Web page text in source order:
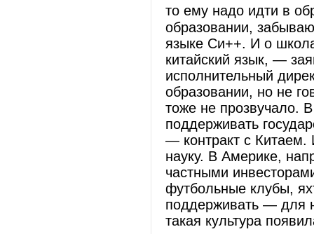
то ему надо идти в
образовании,
языке Си++. И о
китайский язык, —
исполнительный
образовании, но не
тоже не прозвучало.
поддерживать
— контракт с
науку. В Америке,
частными
футбольные клубы,
поддерживать — для
такая культура